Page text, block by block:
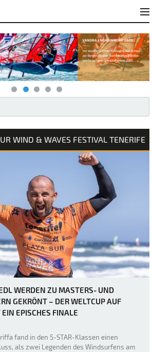
& KITESURFEN
WIND & WAVES FESTIVAL TENERIFE
WERDEN ZU MASTERS- UND
GEKRÖNT – DER WELTCUP AUF
EPISCHES FINALE
fand in den 5-STAR-Klassen einen
als zwei Legenden des Windsurfens am